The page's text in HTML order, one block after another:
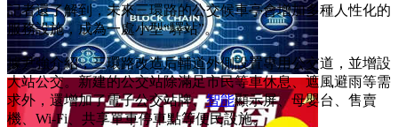
記者還了解到，未來三環路的公交候車亭會增加多種人性化的
服務設施，成為一處小型“驛站”。
據尹強介紹，三環路改造后輔道外側設置專用公交道，並增設
大站公交。新建的公交站除滿足市民等車休息、遮風避雨等需
求外，還增加了電子公交站牌、智能顯示屏、母嬰台、售賣
機、Wi-Fi、共享單車停車點等便民設施。